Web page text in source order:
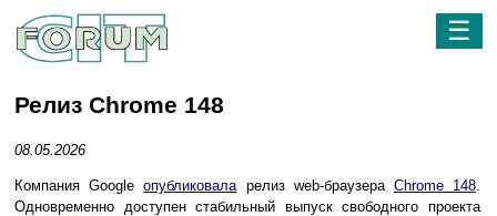
☰
Релиз Chrome 148
08.05.2026
Компания Googleопубликовала релиз web-браузера Chrome 148
Одновременно доступен стабильный выпуск свободного проекта